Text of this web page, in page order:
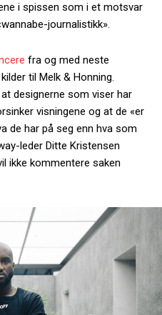
i spissen som i et motsvar
journalistikk».
fra og med neste
til Melk & Honning.
designerne som viser har
visningene og at de «er
de har på seg enn hva som
leder Ditte Kristensen
ikke kommentere saken